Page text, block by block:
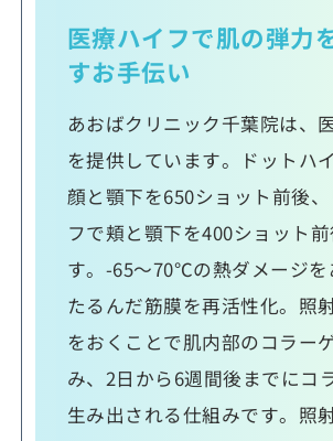
医療ハイフで肌の弾力
すお手伝い
あおばクリニック千葉院は、
を提供しています。ドットハ
顔と顎下を650ショット前後
フで頬と顎下を400ショット
す。-65～70℃の熱ダメージを
たるんだ筋膜を再活性化。照
をおくことで肌内部のコラー
み、2日から6週間後までにコ
生み出される仕組みです。照